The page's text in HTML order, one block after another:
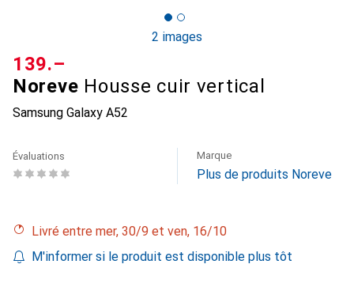
2 images
Noreve Housse cuir vertical
Samsung Galaxy A52
CHF
139.–
Évaluations Marque
Plus de produits Noreve
Livré entre mer, 30/9 et ven, 16/10
M'informer si le produit est disponible plus tôt